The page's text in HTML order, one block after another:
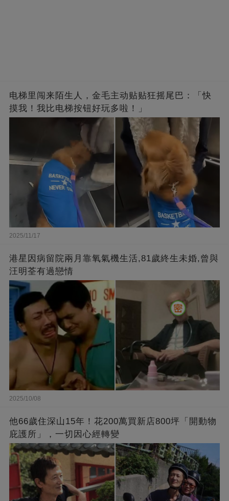
电梯里闯来陌生人，金毛主动贴贴狂摇尾巴：「快
摸我！我比电梯按钮好玩多啦！」
2025/11/17
港星因病留院兩月靠氧氣機生活,81歲終生未婚,曾與
汪明荃有過戀情
2025/10/08
他66歲住深山15年！花200萬買新店800坪「開動物
庇護所」，一切因心經轉變